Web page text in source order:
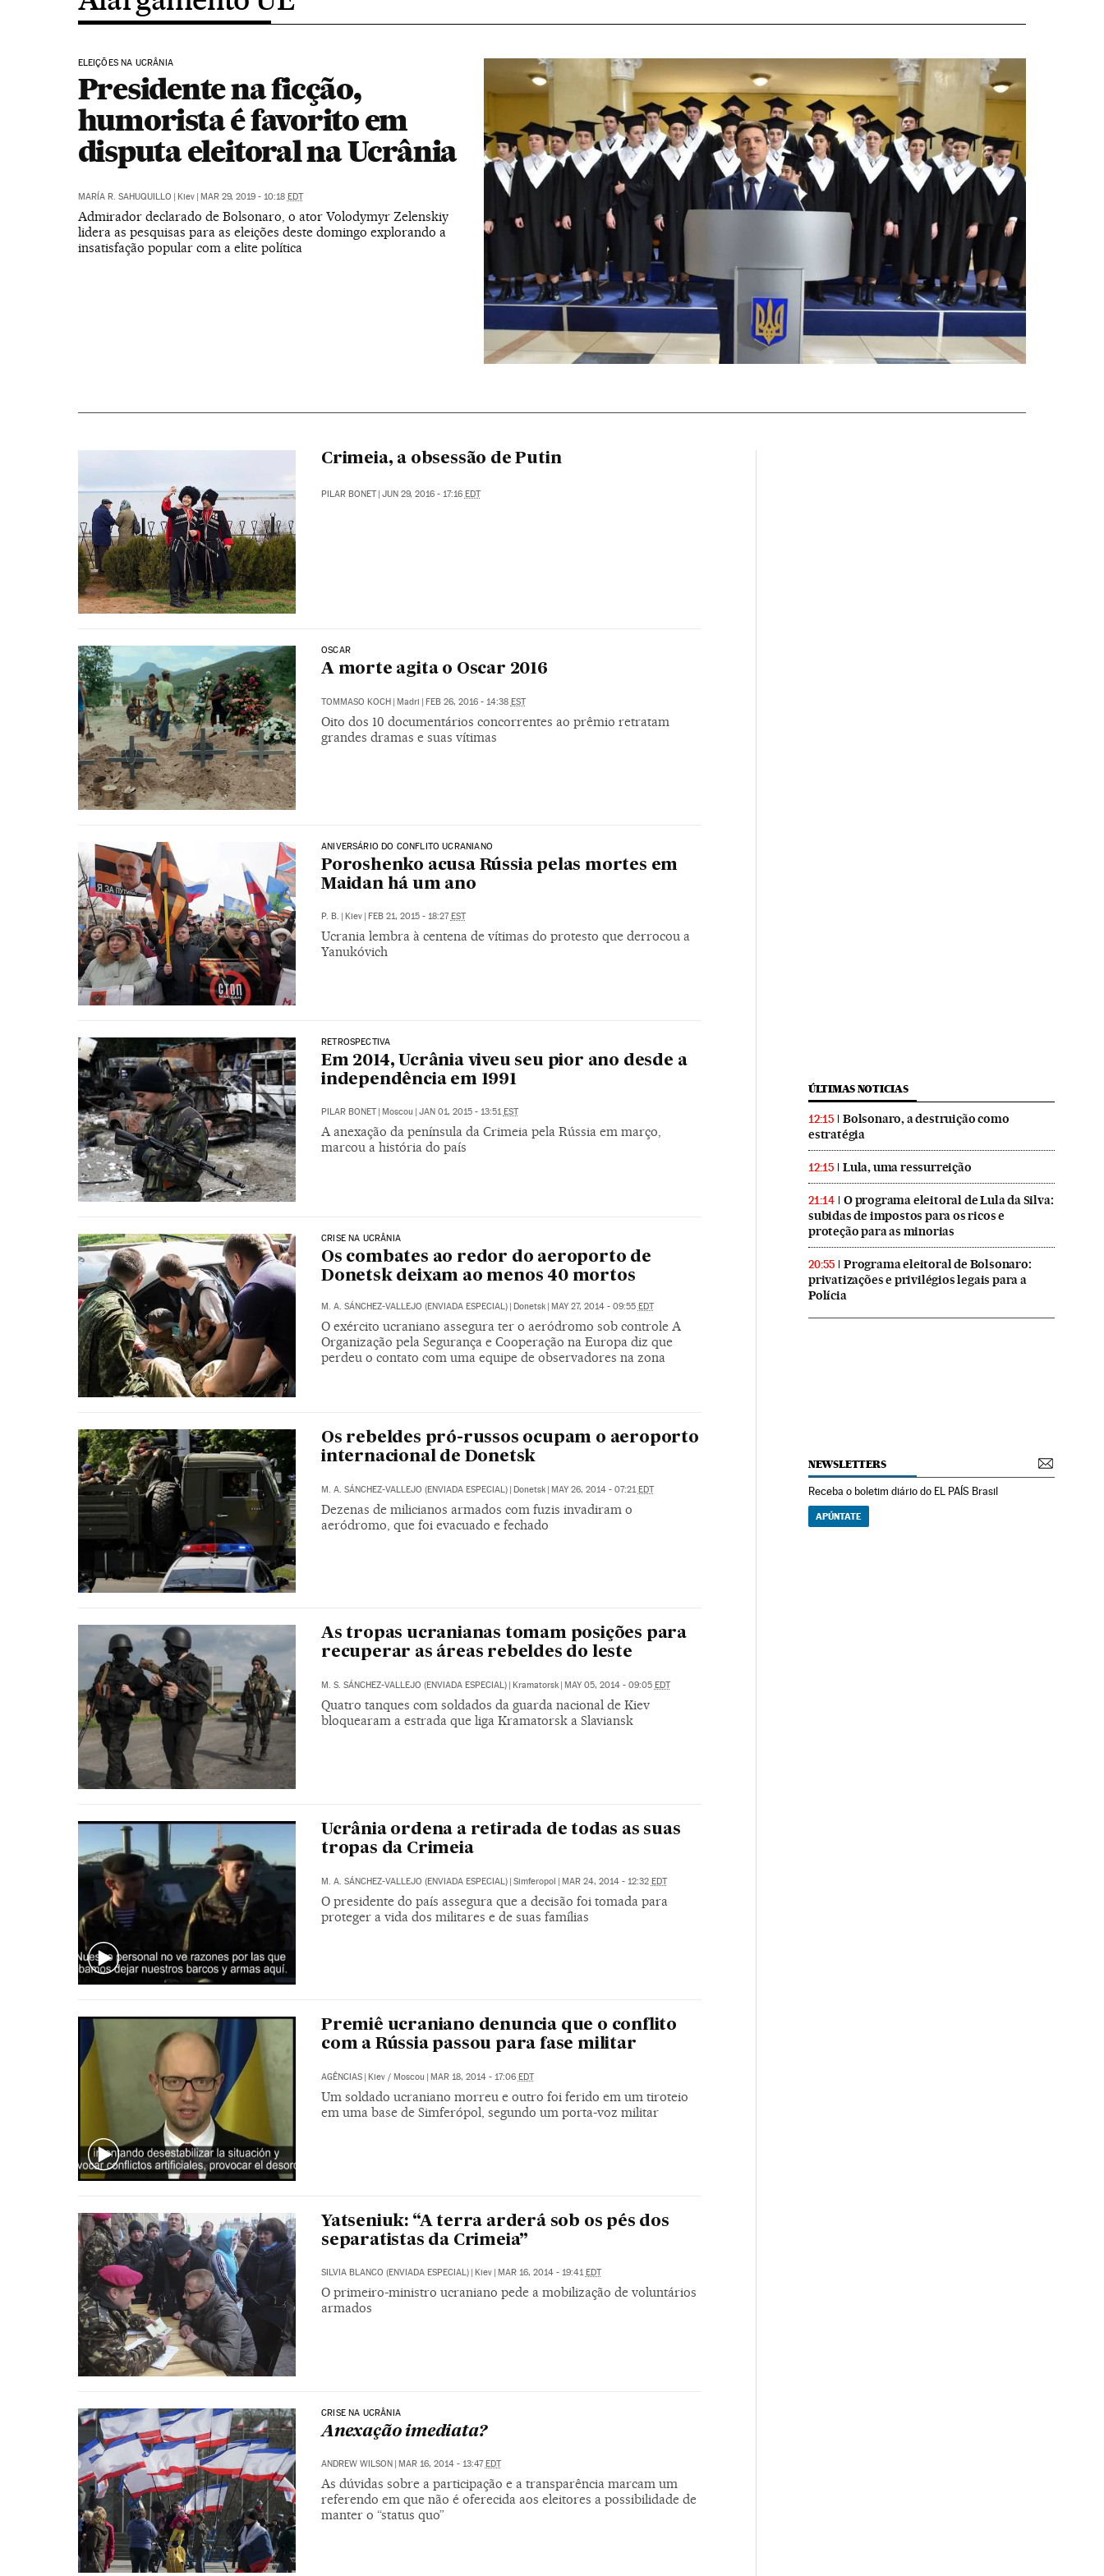
ELEIÇÕES NA UCRÂNIA
Presidente na ficção,
humorista é favorito em
disputa eleitoral na Ucrânia
MARÍA R. SAHUQUILLO | Kiev | MAR 29, 2019 - 10:18 EDT
Admirador declarado de Bolsonaro, o ator Volodymyr Zelenskiy
lidera as pesquisas para as eleições deste domingo explorando a
insatisfação popular com a elite política
Crimeia, a obsessão de Putin
PILAR BONET | JUN 29, 2016 - 17:16 EDT
OSCAR
A morte agita o Oscar 2016
TOMMASO KOCH Madri FEB 26, 2016 - 14:38 EST
Oito dos 10 documentários concorrentes ao prêmio retratam
grandes dramas e suas vítimas
ANIVERSÁRIO DO CONFLITO UCRANIANO
Poroshenko acusa Rússia pelas mortes em
Maidan há um ano
P. B. | Kiev | FEB 21, 2015 - 18:27EST
Ucrania lembra à centena de vítimas do protesto que derrocou a
Yanukóvich
RETROSPECTIVA
Em 2014, Ucrânia viveu seu pior ano desde a
independência em 1991
PILAR BONET | Moscou | JAN 01, 2015 - 13:51EST
A anexação da península da Crimeia pela Rússia em março,
marcou a história do país
CRISE NA UCRÂNIA
Os combates ao redor do aeroporto de
Donetsk deixam ao menos 40 mortos
M. A. SÁNCHEZ-VALLEJO (ENVIADA ESPECIAL) Donetsk MAY 27, 2014 - 09:55 EDT
O exército ucraniano assegura ter o aeródromo sob controle A
Organização pela Segurança e Cooperação na Europa diz que
perdeu o contato com uma equipe de observadores na zona
Os rebeldes pró-russos ocupam o aeroporto
internacional de Donetsk
M. A. SÁNCHEZ-VALLEJO (ENVIADA ESPECIAL) | Donetsk | MAY 26, 2014 - 07:21EDT
Dezenas de milicianos armados com fuzis invadiram o
aeródromo, que foi evacuado e fechado
As tropas ucranianas tomam posições para
recuperar as áreas rebeldes do leste
M. S. SÁNCHEZ-VALLEJO (ENVIADA ESPECIAL) Kramatorsk MAY 05, 2014 - 09:05 EDT
Quatro tanques com soldados da guarda nacional de Kiev
bloquearam a estrada que liga Kramatorsk a Slaviansk
Ucrânia ordena a retirada de todas as suas
tropas da Crimeia
M. A. SÁNCHEZ-VALLEJO (ENVIADA ESPECIAL) | Simferopol | MAR 24, 2014 - 12:32 EDT
O presidente do país assegura que a decisão foi tomada para
proteger a vida dos militares e de suas famílias
Premiê ucraniano denuncia que o conflito
com a Rússia passou para fase militar
AGÊNCIAS | Kiev / Moscou | MAR 18, 2014 - 17:06 EDT
Um soldado ucraniano morreu e outro foi ferido em um tiroteio
em uma base de Simferópol, segundo um porta-voz militar
Yatseniuk: “A terra arderá sob os pés dos
separatistas da Crimeia”
SILVIA BLANCO (ENVIADA ESPECIAL) Kiev MAR 16, 2014 - 19:41 EDT
O primeiro-ministro ucraniano pede a mobilização de voluntários
armados
CRISE NA UCRÂNIA
Anexação imediata?
ANDREW WILSON MAR 16, 2014 - 13:47 EDT
As dúvidas sobre a participação e a transparência marcam um
referendo em que não é oferecida aos eleitores a possibilidade de
manter o “status quo”
ÚLTIMAS NOTICIAS
12:15
Bolsonaro, a destruição como
estratégia
12:15 Lula, uma ressurreição
21:14
O programa eleitoral de Lula da Silva:
subidas de impostos para os ricos e
proteção para as minorias
20:55
Programa eleitoral de Bolsonaro:
privatizações e privilégios legais para a
Polícia
NEWSLETTERS
Receba o boletim diário do EL PAÍS Brasil
APÚNTATE